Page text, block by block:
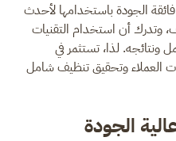
الجودة باستخدامها لأحدث
وتدرك أن استخدام التقنيات
ونتائجه. لذا، تستثمر في
العملاء وتحقيق تنظيف شامل